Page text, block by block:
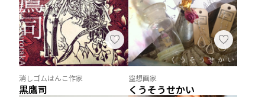
消しゴムはんこ作家
黒鷹司
空想画家
くうそうせかい